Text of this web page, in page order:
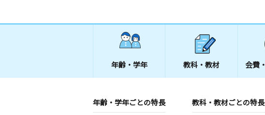
年齢・学年 教科・教材 会費・
年齢・学年ごとの特長 教科・教材ごとの特長